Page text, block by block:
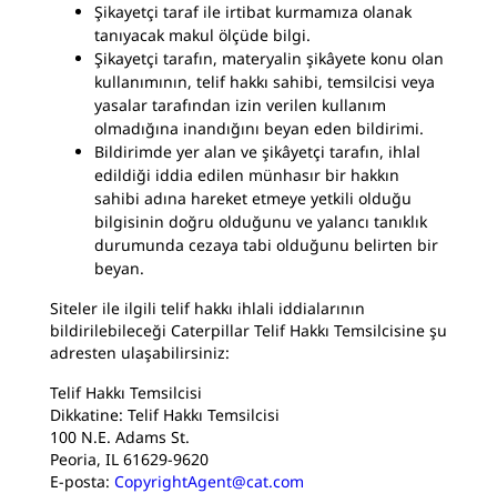
Şikayetçi taraf ile irtibat kurmamıza olanak
tanıyacak makul ölçüde bilgi.
Şikayetçi tarafın, materyalin şikâyete konu olan
kullanımının, telif hakkı sahibi, temsilcisi veya
yasalar tarafından izin verilen kullanım
olmadığına inandığını beyan eden bildirimi.
Bildirimde yer alan ve şikâyetçi tarafın, ihlal
edildiği iddia edilen münhasır bir hakkın
sahibi adına hareket etmeye yetkili olduğu
bilgisinin doğru olduğunu ve yalancı tanıklık
durumunda cezaya tabi olduğunu belirten bir
beyan.
Siteler ile ilgili telif hakkı ihlali iddialarının
bildirilebileceği Caterpillar Telif Hakkı Temsilcisine şu
adresten ulaşabilirsiniz:
Telif Hakkı Temsilcisi
Dikkatine: Telif Hakkı Temsilcisi
100 N.E. Adams St.
Peoria, IL 61629-9620
E-posta: CopyrightAgent@cat.com